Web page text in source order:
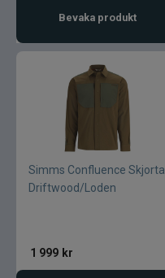
Bevaka produkt
Simms Confluence Skjorta
Driftwood/Loden
1 999 kr